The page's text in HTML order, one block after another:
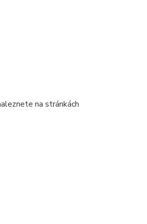
na stránkách